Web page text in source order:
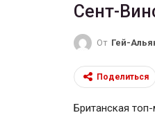
Сент-
От Гей-
Поделиться
Британская